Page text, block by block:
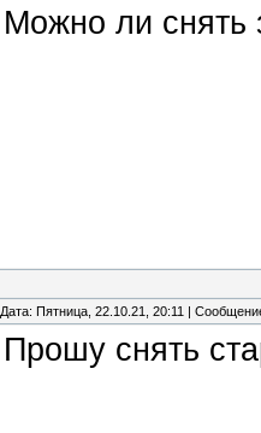
Можно ли снять
Дата: Пятница, 22.10.21, 20:11 |
Прошу снять